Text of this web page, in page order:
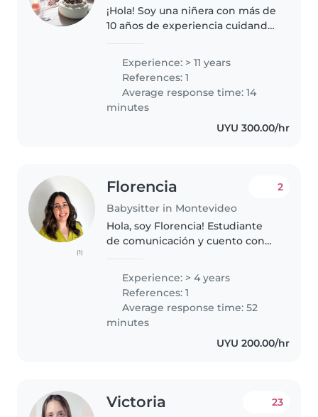
¡Hola! Soy una niñera con más de
10 años de experiencia cuidando
colegio armenio Nubarian. Soy
madre, tengo certificado..
Experience: > 11 years
References: 1
Average response time: 14
minutes
UYU 300.00/hr
(1)
Florencia
Babysitter in Montevideo
2
Hola, soy Florencia! Estudiante
de comunicación y cuento con
cuidando desde bebés hasta
niños en edad escolar. Mi
responsabilidad,..
Experience: > 4 years
References: 1
Average response time: 52
minutes
UYU 200.00/hr
Victoria 23